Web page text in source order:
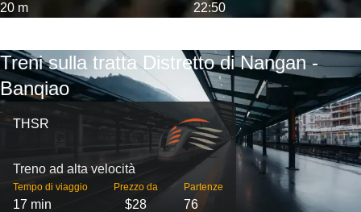
20 m 22:50
Treni sulla tratta Distretto di Nangan -
Banqiao
THSR
Treno ad alta velocità
Tempo di viaggio
17 min
Prezzo da
$28
Partenze
76